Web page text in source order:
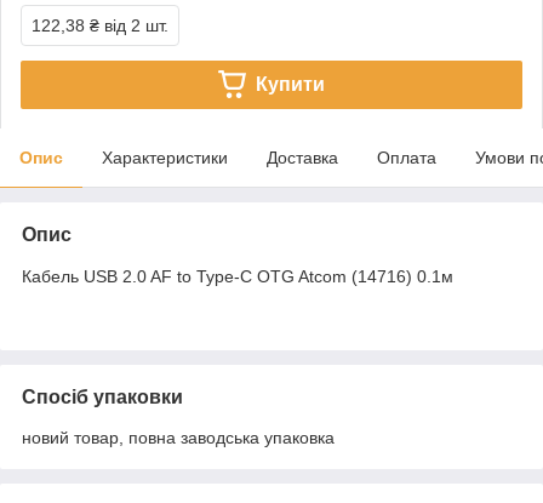
122,38 ₴ від 2 шт.
Купити
Опис Характеристики Доставка Оплата Умови
Опис
Кабель USB 2.0 AF to Type-C OTG Atcom (14716) 0.1м
Спосіб упаковки
новий товар, повна заводська упаковка